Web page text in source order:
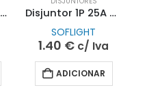
Disjuntor 1P + N 10A 4.5KA C| SOFLIGHT
Disjuntor 1P 25A 4.5KA C SOFLIGHT
SOFLIGHT
1.40 € c/ Iva
ADICIONAR